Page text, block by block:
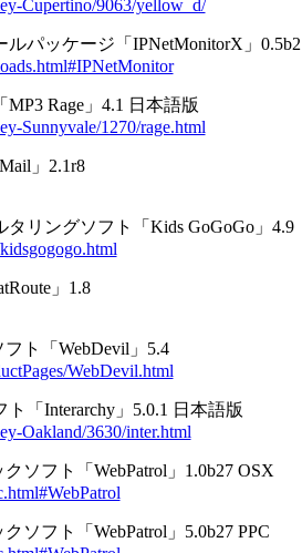
Cupertino/9063/yellow_d/
パッケージ「IPNetMonitorX」0.5b2
Rage」4.1 日本語版
Sunnyvale/1270/rage.html
」2.1r8
リングソフト「Kids GoGoGo」4.9
」1.8
ト「WebDevil」5.4
WebDevil.html
「Interarchy」5.0.1 日本語版
Oakland/3630/inter.html
ソフト「WebPatrol」1.0b27 OSX
ソフト「WebPatrol」5.0b27 PPC